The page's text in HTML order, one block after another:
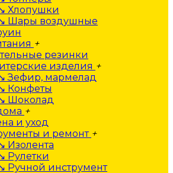
воздушные
+
резинки
изделия +
мармелад
+
и уход
и ремонт +
инструмент